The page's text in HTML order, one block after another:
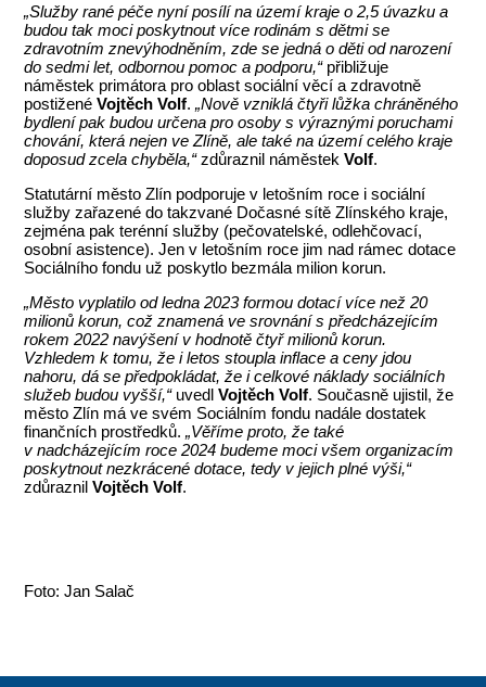
„Služby rané péče nyní posílí na území kraje o 2,5 úvazku a
budou tak moci poskytnout více rodinám s dětmi se
zdravotním znevýhodněním, zde se jedná o děti od narození
do sedmi let, odbornou pomoc a podporu,“přibližuje
náměstek primátora pro oblast sociální věcí a zdravotně
postiženéVojtěch Volf.„Nově vzniklá čtyři lůžka chráněného
bydlení pak budou určena pro osoby s výraznými poruchami
chování, která nejen ve Zlíně, ale také na území celého kraje
doposud zcela chyběla,“zdůraznil náměstekVolf.
Statutární město Zlín podporuje v letošním roce i sociální
služby zařazené do takzvané Dočasné sítě Zlínského kraje,
zejména pak terénní služby (pečovatelské, odlehčovací,
osobní asistence). Jen v letošním roce jim nad rámec dotace
Sociálního fondu už poskytlo bezmála milion korun.
„Město vyplatilo od ledna 2023 formou dotací více než 20
milionů korun, což znamená ve srovnání s předcházejícím
rokem 2022 navýšení v hodnotě čtyř milionů korun.
Vzhledem k tomu, že i letos stoupla inflace a ceny jdou
nahoru, dá se předpokládat, že i celkové náklady sociálních
služeb budou vyšší,“ uvedlVojtěch Volf. Současně ujistil, že
město Zlín má ve svém Sociálním fondu nadále dostatek
finančních prostředků.„Věříme proto, že také
v nadcházejícím roce 2024 budeme moci všem organizacím
poskytnout nezkrácené dotace, tedy v jejich plné výši,“
zdůraznilVojtěch Volf.
Foto: Jan Salač